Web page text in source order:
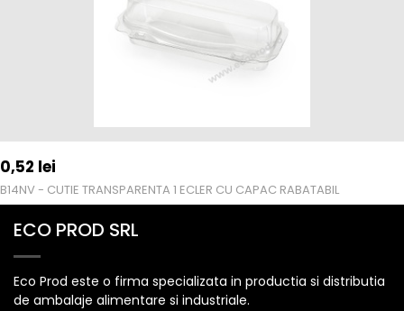
0,52 lei
B14NV - CUTIE TRANSPARENTA 1 ECLER CU CAPAC RABATABIL
ECO PROD SRL
Eco Prod este o firma specializata in productia si distributia
de ambalaje alimentare si industriale.